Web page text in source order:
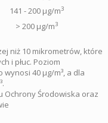
141 - 200 µg/m3
> 200 µg/m3
niż 10 mikrometrów, które
i płuc. Poziom
40 µg/m³, a dla
Ochrony Środowiska oraz